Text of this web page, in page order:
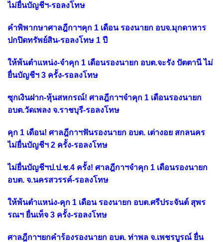
ไม่ยื่นบัญชีฯ-รอลงโทษ
คำพิพากษาศาลฎีกาฯคุก 1 เดือน รองนายก อบจ.มุกดาหาร
ปกปิดทรัพย์สิน-รอลงโทษ 1 ปี
ให้พ้นตำแหน่ง-จำคุก 1 เดือนรองนายก อบต.จะรัง ปัตตานี ไม่
ยื่นบัญชีฯ 3 ครั้ง-รอลงโทษ
ซุกเงินฝาก-หุ้นสหกรณ์! ศาลฎีกาฯจำคุก 1 เดือนรองนายก
อบต.วัดเพลง จ.ราชบุรี-รอลงโทษ
คุก 1 เดือน! ศาลฎีกาฯฟันรองนายก อบต. เต่างอย สกลนคร
ไม่ยื่นบัญชีฯ 2 ครั้ง-รอลงโทษ
ไม่ยื่นบัญชีฯป.ป.ช.4 ครั้ง! ศาลฎีกาฯจำคุก 1 เดือนรองนายก
อบต. จ.นครสวรรค์-รอลงโทษ
ให้พ้นตำแหน่ง-คุก 1 เดือน รองนายก อบต.ศรีประจันต์ สุพร
รณฯ ยื่นเท็จ 3 ครั้ง-รอลงโทษ
ศาลฎีกาฯยกคำร้องรองนายก อบต. ท่าพล จ.เพชรบูรณ์ ยื่น